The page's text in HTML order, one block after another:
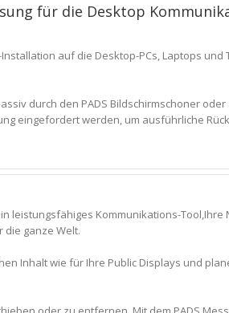
für die Desktop
auf die Desktop-PCs, Laptops
durch den PADS Bildschirmschoner
eingefordert werden, um ausführliche
leistungsfähiges Kommunikations-
ganze Welt.
Inhalt wie für Ihre Public Displays und